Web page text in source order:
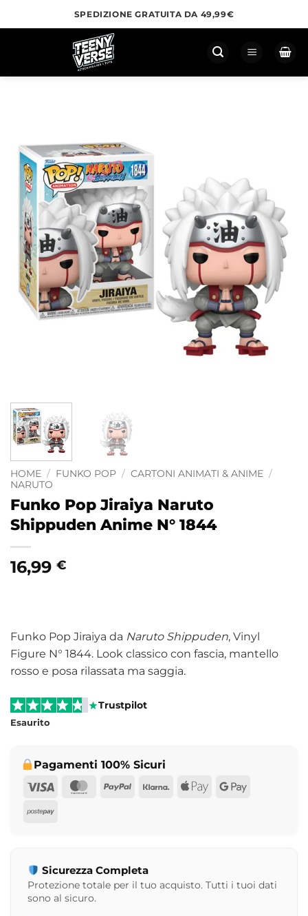
ai
SPEDIZIONE GRATUITA DA 49,99€
HOME / FUNKO POP / CARTONI ANIMATI & ANIME /
NARUTO
Funko Pop Jiraiya Naruto
Shippuden Anime N° 1844
16,99 €
Funko Pop Jiraiya da Naruto Shippuden, Vinyl
Figure N° 1844. Look classico con fascia, mantello
rosso e posa rilassata ma saggia.
Trustpilot
Esaurito
Pagamenti 100% Sicuri
Visa
MasterCard
PayPalKlarna Apple Google
Postepay
Sicurezza Completa
Protezione totale per il tuo acquisto. Tutti i tuoi dati
sono al sicuro.